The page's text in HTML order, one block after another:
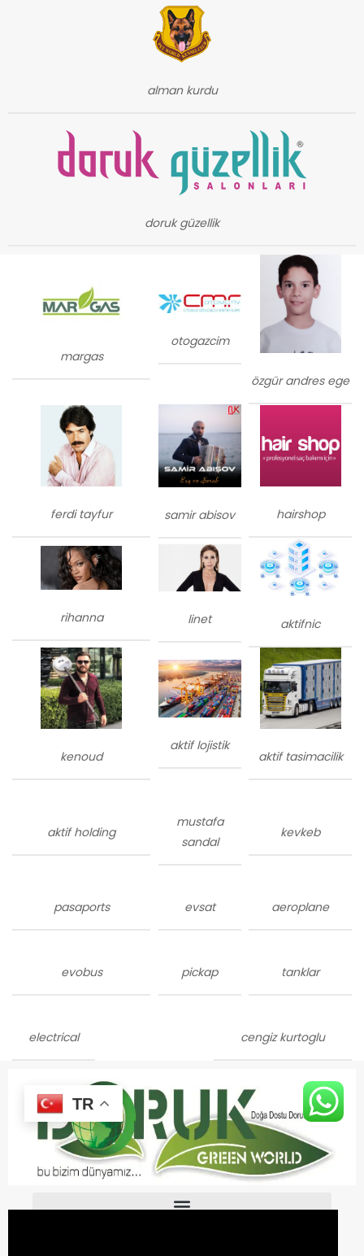
alman kurdu
doruk güzellik
margas
otogazcim
özgür andres ege
ferdi tayfur samir abisov hairshop
rihanna linet aktifnic
kenoud
aktif lojistik
aktif tasimacilik
aktif holding
mustafa
sandal
kevkeb
pasaports evsat aeroplane
evobus pickap tanklar
electrical cengiz kurtoglu